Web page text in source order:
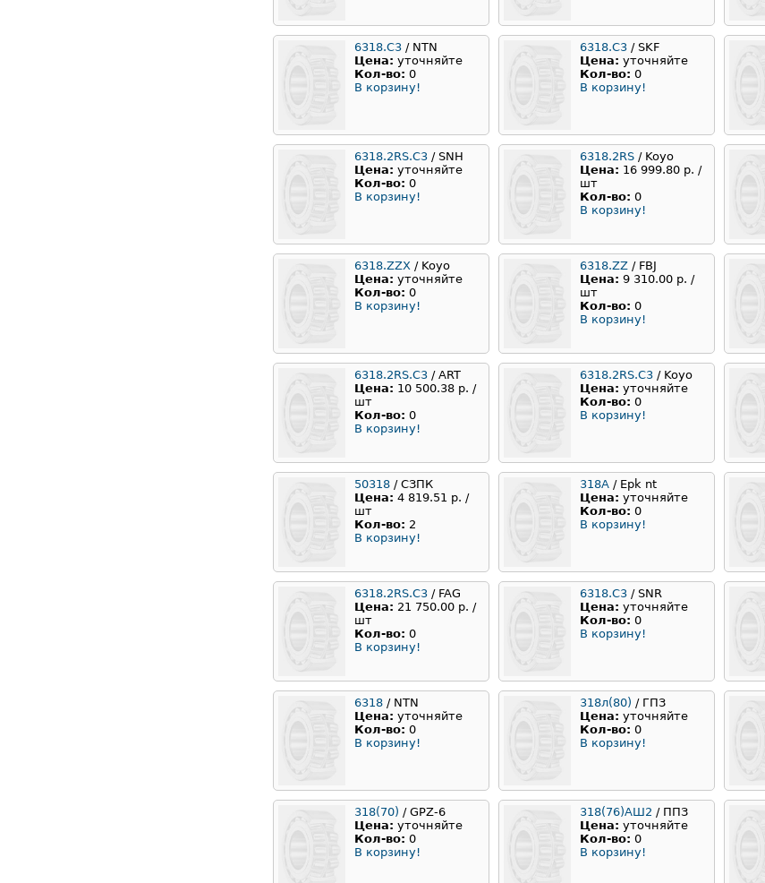
6318.С3 / NTN
Цена: уточняйте
Кол-во: 0
В корзину!
6318.C3 / SKF
Цена: уточняйте
Кол-во: 0
В корзину!
6318.2RS.C3 / SNH
Цена: уточняйте
Кол-во: 0
В корзину!
6318.2RS / Koyo
Цена: 16 999.80 р. /
шт
Кол-во: 0
В корзину!
6318.ZZX / Koyo
Цена: уточняйте
Кол-во: 0
В корзину!
6318.ZZ / FBJ
Цена: 9 310.00 р. /
шт
Кол-во: 0
В корзину!
6318.2RS.C3 / ART
Цена: 10 500.38 р. /
шт
Кол-во: 0
В корзину!
6318.2RS.С3 / Koyo
Цена: уточняйте
Кол-во: 0
В корзину!
50318 / СЗПК
Цена: 4 819.51 р. /
шт
Кол-во: 2
В корзину!
318А / Epk nt
Цена: уточняйте
Кол-во: 0
В корзину!
6318.2RS.C3 / FAG
Цена: 21 750.00 р. /
шт
Кол-во: 0
В корзину!
6318.С3 / SNR
Цена: уточняйте
Кол-во: 0
В корзину!
6318 / NTN
Цена: уточняйте
Кол-во: 0
В корзину!
318л(80) / ГПЗ
Цена: уточняйте
Кол-во: 0
В корзину!
318(70) / GPZ-6
Цена: уточняйте
Кол-во: 0
В корзину!
318(76)АШ2 / ППЗ
Цена: уточняйте
Кол-во: 0
В корзину!